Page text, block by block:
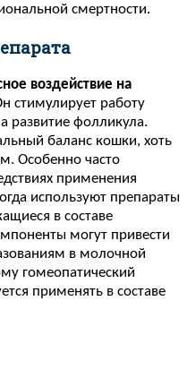
смертности.
воздействие на
стимулирует работу
развитие фолликула.
баланс кошки, хоть
Особенно часто
применения
используют препараты
в составе
могут привести
в молочной
гомеопатический
применять в составе